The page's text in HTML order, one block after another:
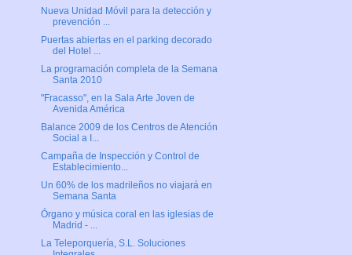
Nueva Unidad Móvil para la detección y
prevención ...
Puertas abiertas en el parking decorado
del Hotel ...
La programación completa de la Semana
Santa 2010
"Fracasso", en la Sala Arte Joven de
Avenida América
Balance 2009 de los Centros de Atención
Social a I...
Campaña de Inspección y Control de
Establecimiento...
Un 60% de los madrileños no viajará en
Semana Santa
Órgano y música coral en las iglesias de
Madrid - ...
La Teleporquería, S.L. Soluciones